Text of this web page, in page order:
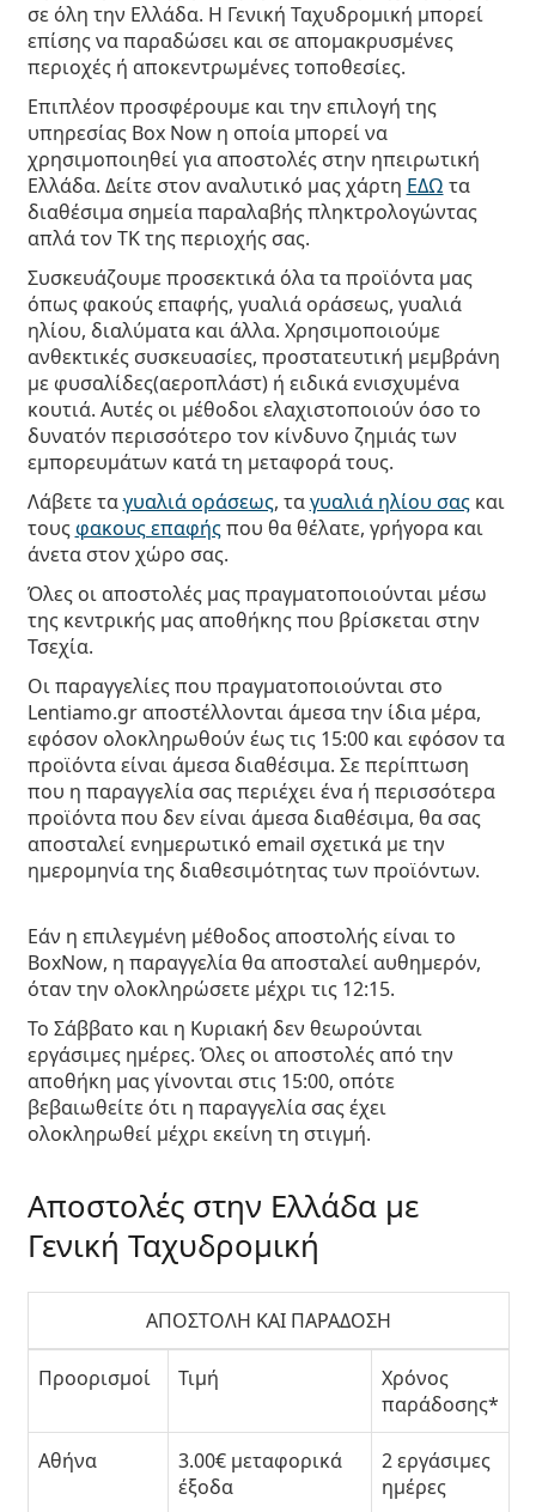
Persol
Prada
Όλες οι μάρκες
σε όλη την Ελλάδα. Η Γενική Ταχυδρομική μπορεί
επίσης να παραδώσει και σε απομακρυσμένες
περιοχές ή αποκεντρωμένες τοποθεσίες.
Επιπλέον προσφέρουμε και την επιλογή της
υπηρεσίας Box Now η οποία μπορεί να
χρησιμοποιηθεί για αποστολές στην ηπειρωτική
Ελλάδα. Δείτε στον αναλυτικό μας χάρτη ΕΔΩ τα
διαθέσιμα σημεία παραλαβής πληκτρολογώντας
απλά τον ΤΚ της περιοχής σας.
Συσκευάζουμε προσεκτικά όλα τα προϊόντα μας
όπως φακούς επαφής, γυαλιά οράσεως, γυαλιά
ηλίου, διαλύματα και άλλα. Χρησιμοποιούμε
ανθεκτικές συσκευασίες, προστατευτική μεμβράνη
με φυσαλίδες(αεροπλάστ) ή ειδικά ενισχυμένα
κουτιά. Αυτές οι μέθοδοι ελαχιστοποιούν όσο το
δυνατόν περισσότερο τον κίνδυνο ζημιάς των
εμπορευμάτων κατά τη μεταφορά τους.
Λάβετε ταγυαλιά οράσεως, ταγυαλιά ηλίου σαςκαι
τουςφακους επαφήςπου θα θέλατε, γρήγορα και
άνετα στον χώρο σας.
Όλες οι αποστολές μας πραγματοποιούνται μέσω
της κεντρικής μας αποθήκης που βρίσκεται στην
Τσεχία.
Οι παραγγελίες που πραγματοποιούνται στο
Lentiamo.gr αποστέλλονται άμεσα την ίδια μέρα,
εφόσον ολοκληρωθούν έως τις 15:00και εφόσον τα
προϊόντα είναι άμεσα διαθέσιμα. Σε περίπτωση
που η παραγγελία σας περιέχει ένα ή περισσότερα
προϊόντα που δεν είναι άμεσα διαθέσιμα, θα σας
αποσταλείενημερωτικό email σχετικά με την
ημερομηνία της διαθεσιμότητας των προϊόντων.
Εάν η επιλεγμένη μέθοδος αποστολής είναι το
BoxNow, η παραγγελία θα αποσταλεί αυθημερόν,
όταν την ολοκληρώσετε μέχρι τις 12:15.
Το Σάββατο και η Κυριακή δεν θεωρούνται
εργάσιμες ημέρες. Όλες οι αποστολές από την
αποθήκη μας γίνονται στις 15:00, οπότε
βεβαιωθείτε ότι η παραγγελία σας έχει
ολοκληρωθεί μέχρι εκείνη τη στιγμή.
Αποστολές στην Ελλάδα με
Γενική Ταχυδρομική
ΑΠΟΣΤΟΛΗ ΚΑΙ ΠΑΡΑΔΟΣΗ
Προορισμοί Τιμή
Χρόνος
παράδοσης*
Αθήνα 3.00€ μεταφορικά
έξοδα
2 εργάσιμες
ημέρες